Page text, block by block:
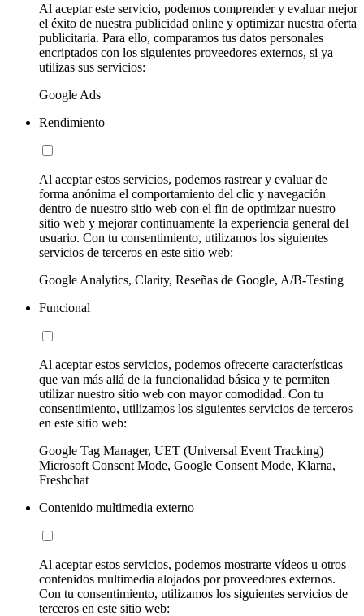
Al aceptar este servicio, podemos comprender y evaluar mejor
el éxito de nuestra publicidad online y optimizar nuestra oferta
publicitaria. Para ello, comparamos tus datos personales
encriptados con los siguientes proveedores externos, si ya
utilizas sus servicios:
Google Ads
Rendimiento
Al aceptar estos servicios, podemos rastrear y evaluar de
forma anónima el comportamiento del clic y navegación
dentro de nuestro sitio web con el fin de optimizar nuestro
sitio web y mejorar continuamente la experiencia general del
usuario. Con tu consentimiento, utilizamos los siguientes
servicios de terceros en este sitio web:
Google Analytics, Clarity, Reseñas de Google, A/B-Testing
Funcional
Al aceptar estos servicios, podemos ofrecerte características
que van más allá de la funcionalidad básica y te permiten
utilizar nuestro sitio web con mayor comodidad. Con tu
consentimiento, utilizamos los siguientes servicios de terceros
en este sitio web:
Google Tag Manager, UET (Universal Event Tracking)
Microsoft Consent Mode, Google Consent Mode, Klarna,
Freshchat
Contenido multimedia externo
Al aceptar estos servicios, podemos mostrarte vídeos u otros
contenidos multimedia alojados por proveedores externos.
Con tu consentimiento, utilizamos los siguientes servicios de
terceros en este sitio web: